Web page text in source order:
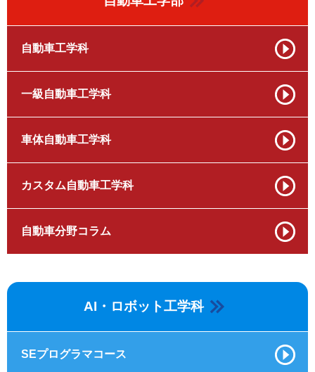
自動車工学科
一級自動車工学科
車体自動車工学科
カスタム自動車工学科
自動車分野コラム
AI・ロボット工学科
SEプログラマコース